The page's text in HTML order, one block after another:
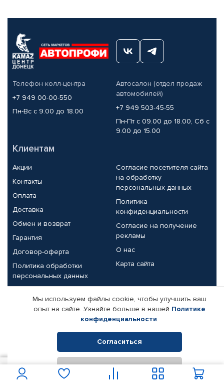
Телефон колл-центра
+7 949 00-00-550
Пн-Вс с 9.00 до 18.00
Автосалон (отдел продаж
автомобилей)
+7 949 503-45-55
Пн-Пт с 09.00 до 18.00, Сб с
9.00 до 15.00
Клиентам
Акции
Контакты
Оплата
Доставка
Обмен и возврат
Гарантия
Договор-оферта
Политика обработки
персональных данных
Согласие посетителя сайта
на обработку
персональных данных
Политика
конфиденциальности
Согласие на получение
рекламы
О нас
Карта сайта
Партнерам
Корпоративным клиентам
Поставщикам
Реквизиты компании
© КАМАЗ ЦЕНТР ДОНЕЦК, 2015-2026. Все права защищены.
Интернет-магазин автомобильных товаров Автопрофи.
Мы используем файлы cookie, чтобы улучшить ваш
опыт на сайте. Узнайте больше в нашей Политике
конфиденциальности.
Согласиться
Отклонить
В корзину